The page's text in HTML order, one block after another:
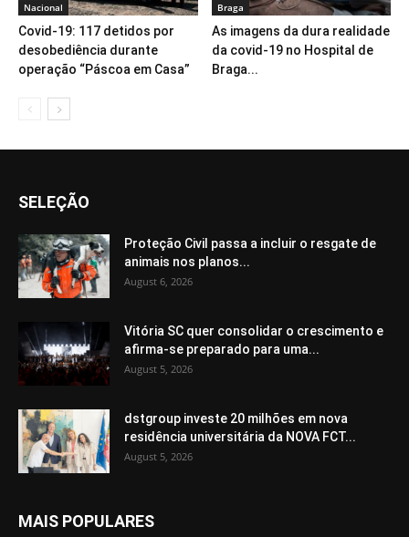
Nacional
Covid-19: 117 detidos por
desobediência durante
operação “Páscoa em Casa”
Braga
As imagens da dura realidade
da covid-19 no Hospital de
Braga...
SELEÇÃO
Proteção Civil passa a incluir o resgate de
animais nos planos...
August 6, 2026
Vitória SC quer consolidar o crescimento e
afirma-se preparado para uma...
August 5, 2026
dstgroup investe 20 milhões em nova
residência universitária da NOVA FCT...
August 5, 2026
MAIS POPULARES